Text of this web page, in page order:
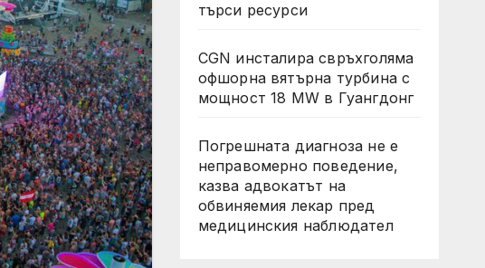
търси ресурси
CGN инсталира свръхголяма
офшорна вятърна турбина с
мощност 18 MW в Гуангдонг
Погрешната диагноза не е
неправомерно поведение,
казва адвокатът на
обвиняемия лекар пред
медицинския наблюдател